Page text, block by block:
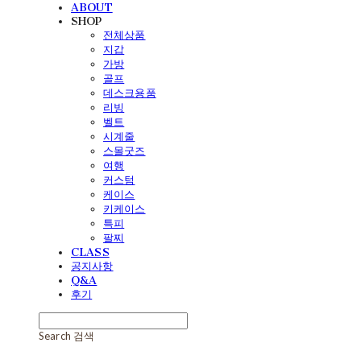
ABOUT
SHOP
전체상품
지갑
가방
골프
데스크용품
리빙
벨트
시계줄
스몰굿즈
여행
커스텀
케이스
키케이스
특피
팔찌
CLASS
공지사항
Q&A
후기
Search 검색